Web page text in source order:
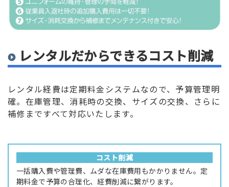
レンタルだからできるコスト削減
レンタル経費は定期料金システムなので、予算管理明
確。在庫管理、消耗時の交換、サイズの交換、さらに
補修まですべて対応いたします。
コスト削減
一括購入費や管理費、ムダな在庫費用もかかりません。定
期料金で予算の合理化、経費削減に繋がります。